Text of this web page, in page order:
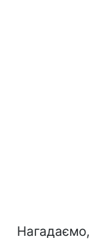
Нагадаємо,